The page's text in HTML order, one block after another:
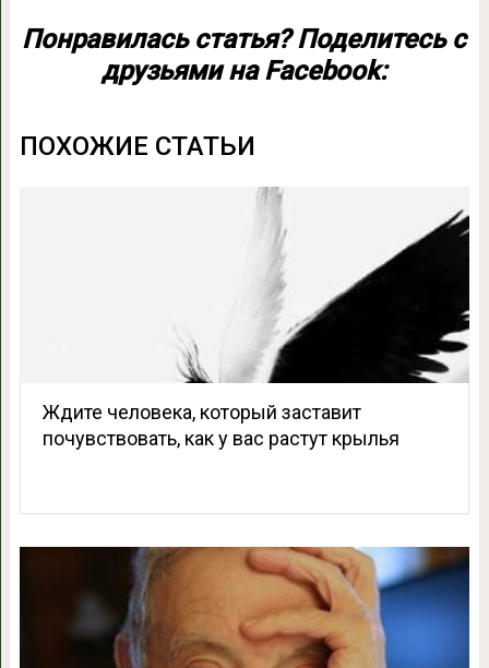
Понравилась статья? Поделитесь с
друзьями на Facebook:
ПОХОЖИЕ СТАТЬИ
Ждите человека, который заставит
почувствовать, как у вас растут крылья